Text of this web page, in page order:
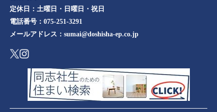
定休日： 土曜日・日曜日・祝日
電話番号： 075-251-3291
メールアドレス： sumai@doshisha-ep.co.jp